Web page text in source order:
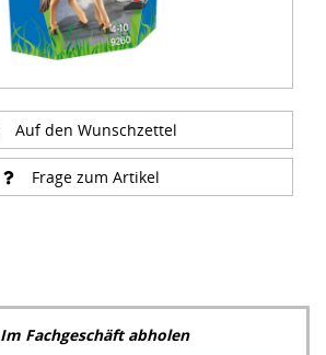
Auf den Wunschzettel
Frage zum Artikel
Im Fachgeschäft abholen